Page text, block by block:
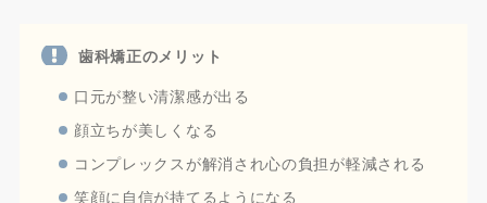
歯科矯正のメリット
口元が整い清潔感が出る
顔立ちが美しくなる
コンプレックスが解消され心の負担が軽減される
笑顔に自信が持てるようになる